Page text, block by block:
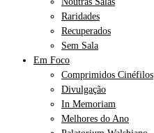
Raridades
Recuperados
Sem Sala
Em Foco
Comprimidos Cinéfilos
Divulgação
In Memoriam
Melhores do Ano